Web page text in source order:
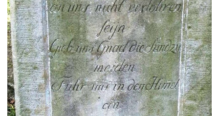
Centrální kříž hřbitova v Hrobčicích
Kříž u silnice z Chouče do Mirošovic
Centrální kříž hřbitova v Chouči
Kříž na rozcestí v Záluží
Kříž v ulici V Zátiší v Dobříni
Boží muka u domu čp. 392 na rohu ulic Na
Hradčanech a Palackého v Roudnici nad
Labem